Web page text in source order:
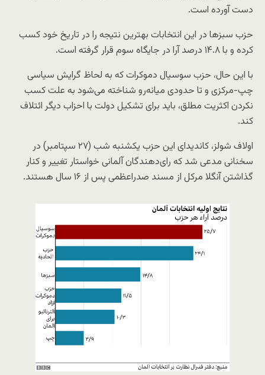
دست آورده است.
حزب سبزها در این انتخابات بهترین نتیجه را در تاریخ خود کسب
کرده و با ۱۴.۸ درصد آرا در جایگاه سوم قرار گرفته است.
با این حال، حزب سوسیال دموکرات که به لحاظ گرایش سیاسی
چپ-مرکزی و تا حدودی میانه‌رو شناخته می‌شود به علت کسب
نکردن اکثریت مطلق، باید برای تشکیل دولت با احزاب دیگر ائتلاف
کند.
اولاف شولز، کاندیدای این حزب یکشنبه شب (۲۷ سپتامبر) در
سخنانی مدعی شد که رای‌دهندگان آلمانی خواستار تغییر و کنار
گذاشتن آنگلا مرکل از مسند صدراعظمی پس از ۱۶ سال هستند.